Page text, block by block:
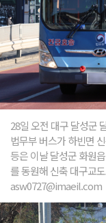
28일 오전 대구 달성군
법무부 버스가 하빈면
등은 이날 달성군 화원
를 동원해 신축 대구교
asw0727@imaeil.com